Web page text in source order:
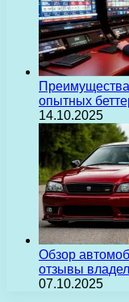
опытных
14.10.2025
Обзор
отзывы
07.10.2025